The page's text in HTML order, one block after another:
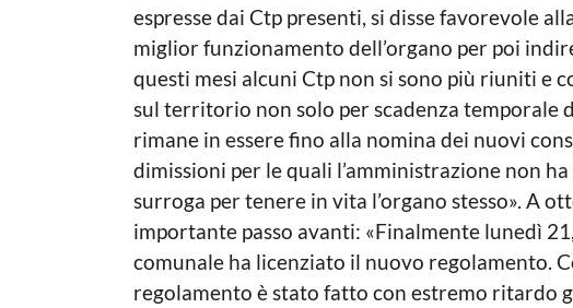
espresse dai Ctp presenti, si disse favorevole
miglior funzionamento dell’organo per poi
questi mesi alcuni Ctp non si sono più riuniti e
sul territorio non solo per scadenza temporale
rimane in essere fino alla nomina dei nuovi
dimissioni per le quali l’amministrazione non
surroga per tenere in vita l’organo stesso». A
importante passo avanti: «Finalmente lunedì
comunale ha licenziato il nuovo regolamento.
regolamento è stato fatto con estremo ritardo